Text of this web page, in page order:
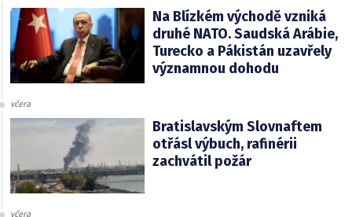
Na Blízkém východě vzniká
druhé NATO. Saudská Arábie,
Turecko a Pákistán uzavřely
významnou dohodu
včera
Bratislavským Slovnaftem
otřásl výbuch, rafinérii
zachvátil požár
včera